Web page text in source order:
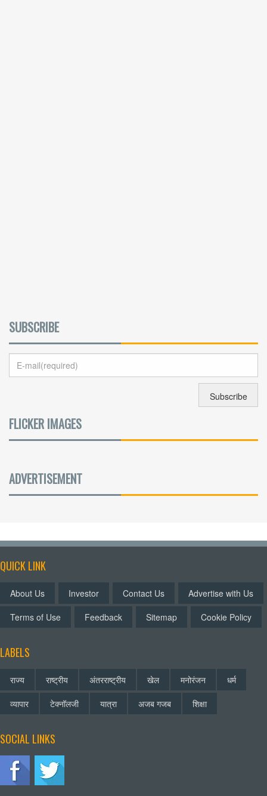
SUBSCRIBE
FLICKER IMAGES
ADVERTISEMENT
QUICK LINK
About Us Investor Contact Us
Advertise with Us
Terms of Use
Feedback Sitemap Cookie Policy
LABELS
राज्य राष्ट्रीय अंतरराष्ट्रीय खेल मनोरंजन
धर्म
व्यापार
टेक्नॉलजी यात्रा अजब गजब शिक्षा
SOCIAL LINKS